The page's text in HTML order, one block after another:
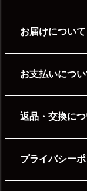
お届けについて
お支払いにつ
返品・交換に
プライバシー